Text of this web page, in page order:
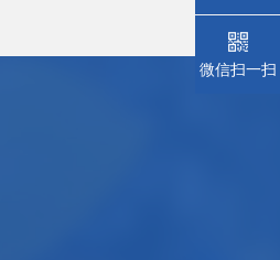
微信扫一扫